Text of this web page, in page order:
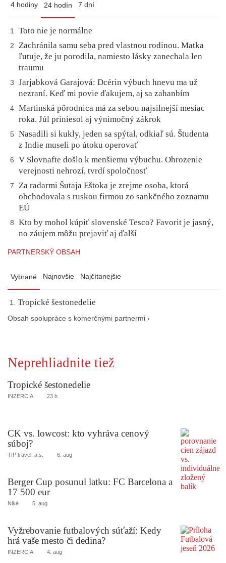
4 hodiny 24 hodín 7 dní
1 Toto nie je normálne
2
Zachránila samu seba pred vlastnou rodinou. Matka
ľutuje, že ju porodila, namiesto lásky zanechala len
traumu
3
Jarjabková Garajová: Dcérin výbuch hnevu ma už
nezraní. Keď mi povie ďakujem, aj sa zahanbím
4 Martinská pôrodnica má za sebou najsilnejší mesiac
roka. Júl priniesol aj výnimočný zákrok
5
Nasadili si kukly, jeden sa spýtal, odkiaľ sú. Študenta
z Indie museli po útoku operovať
6
V Slovnafte došlo k menšiemu výbuchu. Ohrozenie
verejnosti nehrozí, tvrdí spoločnosť
7
Za radarmi Šutaja Eštoka je zrejme osoba, ktorá
obchodovala s ruskou firmou zo sankčného zoznamu
EÚ
8
Kto by mohol kúpiť slovenské Tesco? Favorit je jasný,
no záujem môžu prejaviť aj ďalší
PARTNERSKÝ OBSAH
Vybrané Najnovšie Najčítanejšie
Tropické šestonedelie
Obsah spolupráce s komerčnými partnermi ›
Neprehliadnite tiež
Tropické šestonedelie
INZERCIA 23 h
CK vs. lowcost: kto vyhráva cenový
súboj?
TIP travel, a.s. 6. aug
Berger Cup posunul latku: FC Barcelona a
17 500 eur
Niké 5. aug
Vyžrebovanie futbalových súťaží: Kedy
hrá vaše mesto či dedina?
INZERCIA 4. aug